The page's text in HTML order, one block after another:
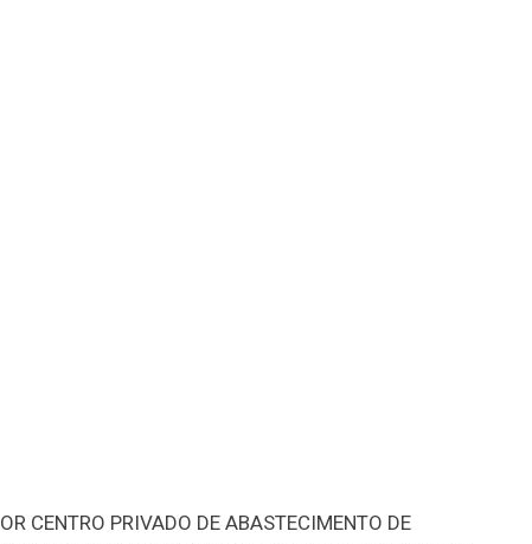
PRIVADO DE ABASTECIMENTO DE